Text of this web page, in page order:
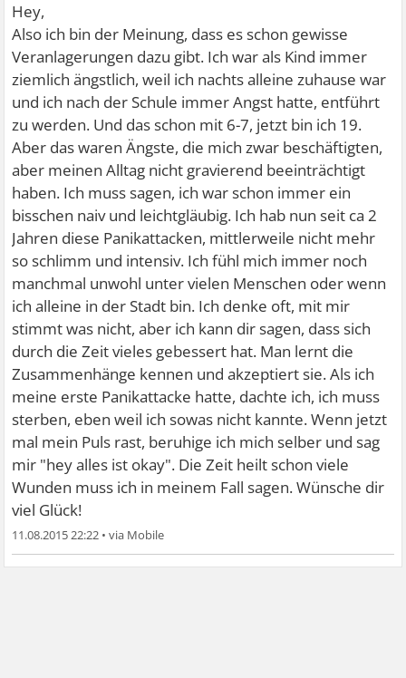
Hey,
Also ich bin der Meinung, dass es schon gewisse
Veranlagerungen dazu gibt. Ich war als Kind immer
ziemlich ängstlich, weil ich nachts alleine zuhause war
und ich nach der Schule immer Angst hatte, entführt
zu werden. Und das schon mit 6-7, jetzt bin ich 19.
Aber das waren Ängste, die mich zwar beschäftigten,
aber meinen Alltag nicht gravierend beeinträchtigt
haben. Ich muss sagen, ich war schon immer ein
bisschen naiv und leichtgläubig. Ich hab nun seit ca 2
Jahren diese Panikattacken, mittlerweile nicht mehr
so schlimm und intensiv. Ich fühl mich immer noch
manchmal unwohl unter vielen Menschen oder wenn
ich alleine in der Stadt bin. Ich denke oft, mit mir
stimmt was nicht, aber ich kann dir sagen, dass sich
durch die Zeit vieles gebessert hat. Man lernt die
Zusammenhänge kennen und akzeptiert sie. Als ich
meine erste Panikattacke hatte, dachte ich, ich muss
sterben, eben weil ich sowas nicht kannte. Wenn jetzt
mal mein Puls rast, beruhige ich mich selber und sag
mir "hey alles ist okay". Die Zeit heilt schon viele
Wunden muss ich in meinem Fall sagen. Wünsche dir
viel Glück!
11.08.2015 22:22 •